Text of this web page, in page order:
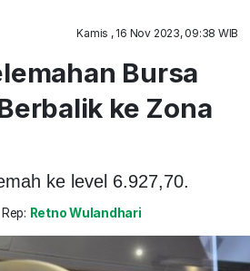
Kamis , 16 Nov 2023, 09:38 WIB
Bursa
ke Zona
ke level 6.927,70.
Rep: Retno Wulandhari